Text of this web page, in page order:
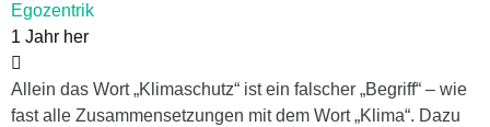
Egozentrik
1 Jahr her
Allein das Wort „Klimaschutz“ ist ein falscher „Begriff“ – wie
fast alle Zusammensetzungen mit dem Wort „Klima“. Dazu